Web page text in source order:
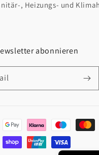
, Heizungs- und
abonnieren